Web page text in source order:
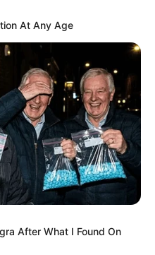
At Any Age
After What I Found On